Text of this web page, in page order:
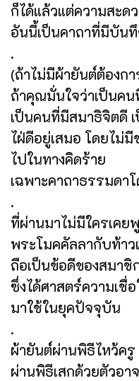
ก็ได้แล้วแต่ความสะด
อันนี้เป็นคาถาที่มีบัน
.
(ถ้าไม่มีผ้ายันต์ต้องก
ถ้าคุณมั่นใจว่าเป็นค
เป็นคนที่มีสมาธิจิตดี
ไฝ่ดีอยู่เสมอ โดยไม่มี
ไปในทางคิดร้าย
เฉพาะคาถาธรรมดา
.
ที่ผ่านมาไม่มีใครเคย
พระโมคคัลลากับท้าว
ถือเป็นข้อดีของสมา
ซึ่งได้ศาสตร์ความเชื่
มาใช้ในยุคปัจจุบัน
.
ผ้ายันต์ผ่านพิธีไหว้ครู
ผ่านพิธีเสกด้วยตัวอา